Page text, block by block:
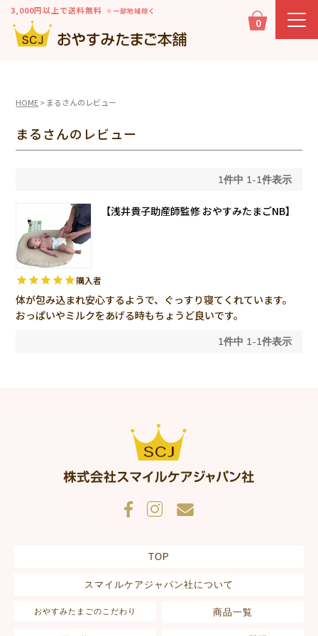
3,000円以上で送料無料 ※一部地域除く
0
HOME まるさんのレビュー
まるさんのレビュー
1件中 1-1件表示
【浅井貴子助産師監修 おやすみたまごNB】
購入者
体が包み込まれ安心するようで、ぐっすり寝てくれています。
おっぱいやミルクをあげる時もちょうど良いです。
1件中 1-1件表示
TOP
スマイルケアジャパン社について
おやすみたまごのこだわり 商品一覧